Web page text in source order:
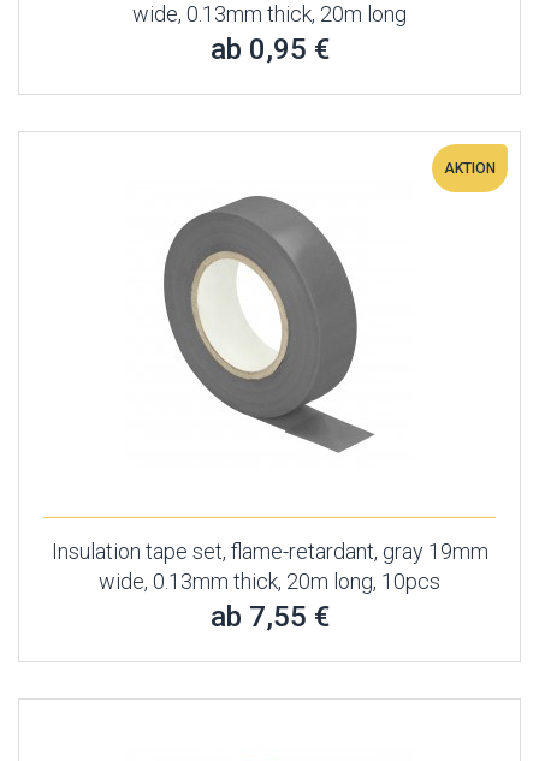
wide, 0.13mm thick, 20m long
ab 0,95 €
AKTION
Insulation tape set, flame-retardant, gray 19mm
wide, 0.13mm thick, 20m long, 10pcs
ab 7,55 €